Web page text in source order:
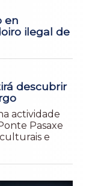
en
ilegal de
descubrir
actividade
Pasaxe
e